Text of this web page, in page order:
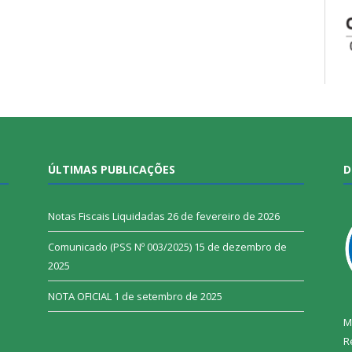
ÚLTIMAS PUBLICAÇÕES
Notas Fiscais Liquidadas 26 de fevereiro de 2026
Comunicado (PSS Nº 003/2025) 15 de dezembro de
2025
NOTA OFICIAL 1 de setembro de 2025